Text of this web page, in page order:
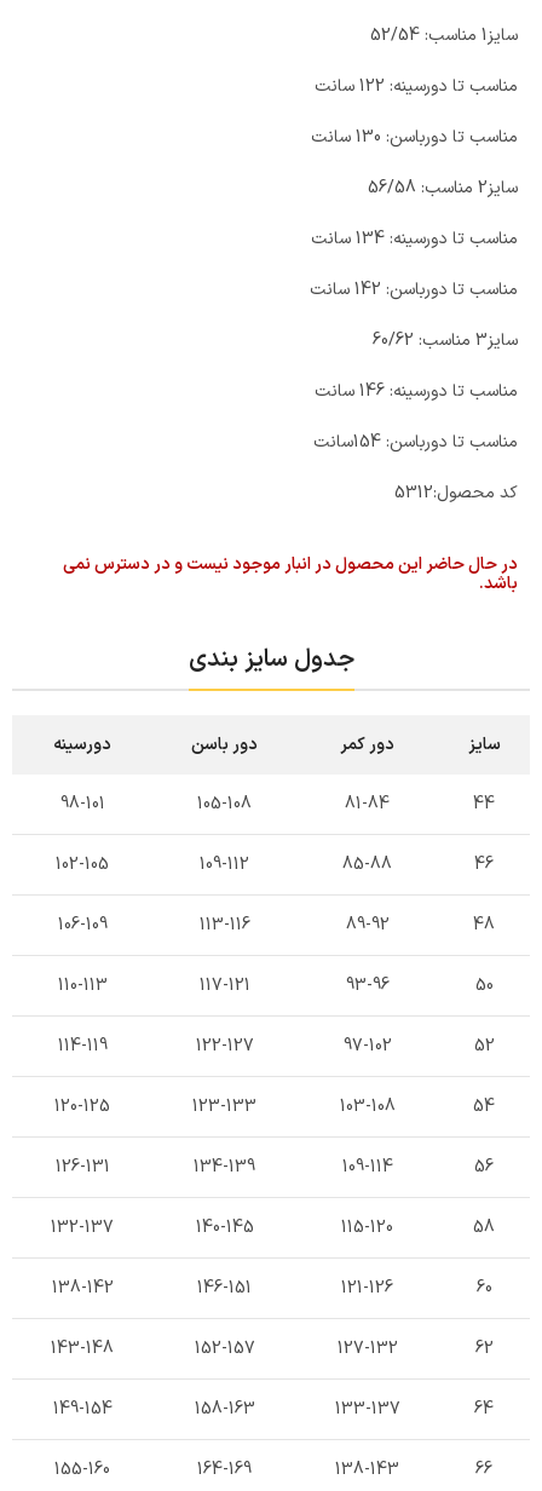
سایز1 مناسب: 52/54
مناسب تا دورسینه: 122 سانت
مناسب تا دورباسن: 130 سانت
سایز2 مناسب: 56/58
مناسب تا دورسینه: 134 سانت
مناسب تا دورباسن: 142 سانت
سایز3 مناسب: 60/62
مناسب تا دورسینه: 146 سانت
مناسب تا دورباسن: 154سانت
کد محصول:5312
در حال حاضر این محصول در انبار موجود نیست و در دسترس نمی
باشد.
جدول سایز بندی
سایز دور کمر دور باسن دورسینه
44
81-84
105-108
98-101
46
85-88
109-112
102-105
48
89-92
113-116
106-109
50
93-96
117-121
110-113
52
97-102
122-127
114-119
54
103-108
123-133
120-125
56
109-114
134-139
126-131
58
115-120
140-145
132-137
60
121-126
146-151
138-142
62
127-132
152-157
143-148
64
133-137
158-163
149-154
66
138-143
164-169
155-160